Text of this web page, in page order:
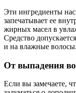
Эти ингредиенты
запечатывает ее
жирных масел в
Средство
и на влажные волосы.
От выпадения
Если вы замечаете,